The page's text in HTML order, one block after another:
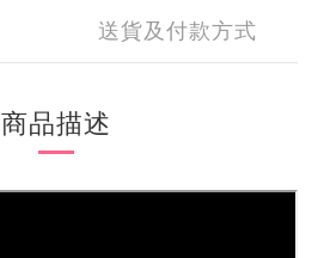
送貨及付款方式
商品描述